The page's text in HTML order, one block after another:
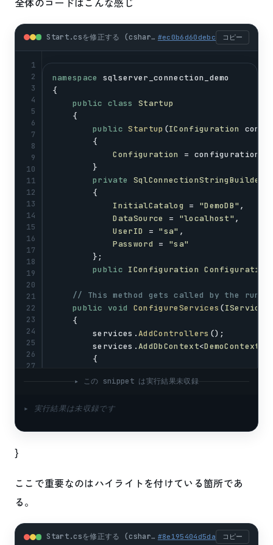
Start.csを修正する (csharp) #ec0b6d60debc コピー
1
2
3
4
5
6
7
8
9
10
11
12
13
14
15
16
17
18
19
20
21
22
23
24
25
26
27
31
37
39
42
namespace
sqlserver_connection_demo
{
public class
Startup
    {
public Startup (IConfiguration
        {
Configuration
= configuration
        }
private
SqlConnectionStringBuilder
        {
InitialCatalog
= "DemoDB" ,
DataSource
= "localhost" ,
UserID
= "sa" ,
Password
= "sa"
        };
public IConfiguration Configuration
// This method gets called by the
public void ConfigureServices (
    {
services .AddControllers ();
services .AddDbContext<DemoContext
        {
        })
// This method gets called by the
app. UseDeveloperExceptionPage
app.UseHttpsRedirection();
▸ この snippet は実行結果未収録
▸ 実行結果は未収録です
}
ここで重要なのはハイライトを付けている箇所であ
る。
Start.csを修正する (csharp) #8e195404d5da コピー